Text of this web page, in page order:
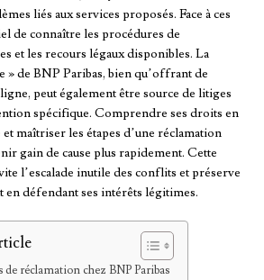
liés aux services proposés. Face à ces
de connaître les procédures de
et les recours légaux disponibles. La
» de BNP Paribas, bien qu’offrant de
peut également être source de litiges
spécifique. Comprendre ses droits en
maîtriser les étapes d’une réclamation
gain de cause plus rapidement. Cette
l’escalade inutile des conflits et préserve
en défendant ses intérêts légitimes.
réclamation chez BNP Paribas